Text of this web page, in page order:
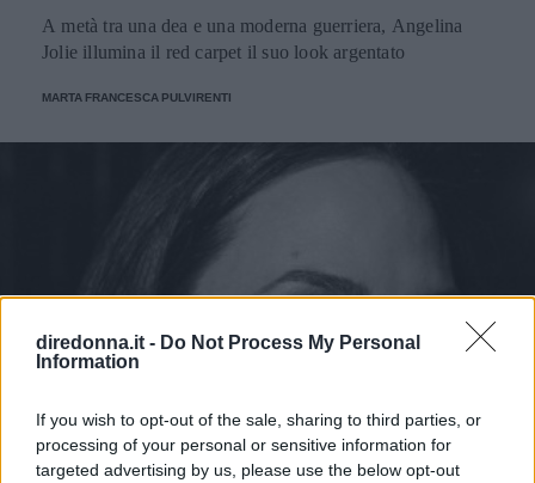
diredonna.it - Do Not Process My Personal
Information
If you wish to opt-out of the sale, sharing to third parties, or
processing of your personal or sensitive information for
targeted advertising by us, please use the below opt-out
A metà tra una dea e una moderna guerriera, Angelina
Jolie illumina il red carpet il suo look argentato
MARTA FRANCESCA PULVIRENTI